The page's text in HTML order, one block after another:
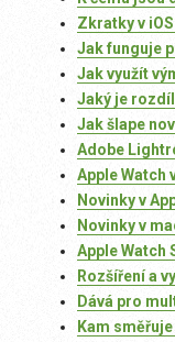
Zkratky v
Jak funguje
Jak využít
Jaký je rozdíl
Jak šlape
Adobe
Apple Watch
Novinky v
Novinky v
Apple Watch
Rozšíření a
Dává pro
Kam